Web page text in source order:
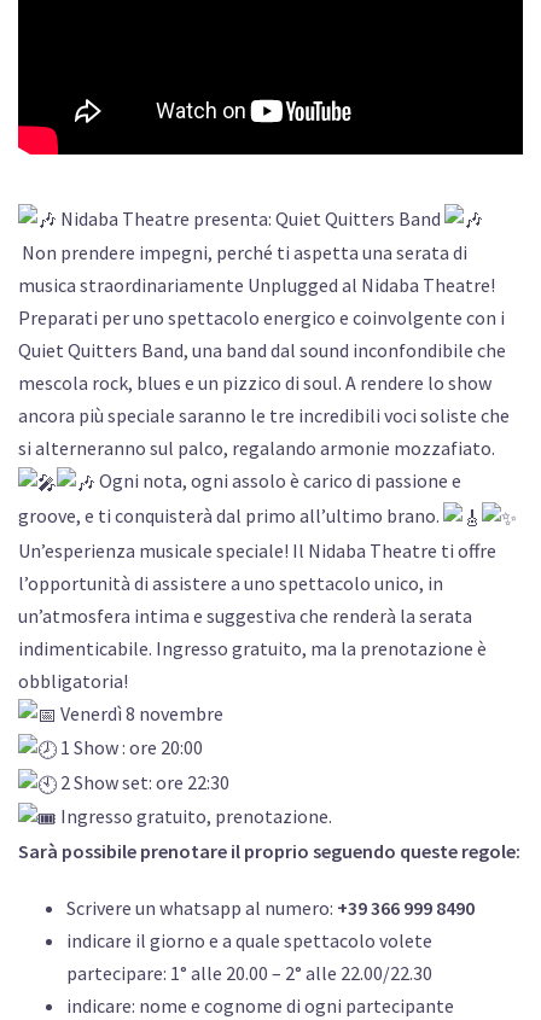
Nidaba Theatre presenta: Quiet Quitters Band
Non prendere impegni, perché ti aspetta una serata di
musica straordinariamente Unplugged al Nidaba Theatre!
Preparati per uno spettacolo energico e coinvolgente con i
Quiet Quitters Band, una band dal sound inconfondibile che
mescola rock, blues e un pizzico di soul. A rendere lo show
ancora più speciale saranno le tre incredibili voci soliste che
si alterneranno sul palco, regalando armonie mozzafiato.
Ogni nota, ogni assolo è carico di passione e
groove, e ti conquisterà dal primo all’ultimo brano.
Un’esperienza musicale speciale! Il Nidaba Theatre ti offre
l’opportunità di assistere a uno spettacolo unico, in
un’atmosfera intima e suggestiva che renderà la serata
indimenticabile. Ingresso gratuito, ma la prenotazione è
obbligatoria!
Venerdì 8 novembre
1 Show : ore 20:00
2 Show set: ore 22:30
Ingresso gratuito, prenotazione.
Sarà possibile prenotare il proprio seguendo queste regole:
Scrivere un whatsapp al numero: +39 366 999 8490
indicare il giorno e a quale spettacolo volete
partecipare: 1° alle 20.00 – 2° alle 22.00/22.30
indicare: nome e cognome di ogni partecipante